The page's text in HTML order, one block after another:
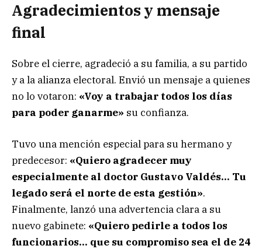
Agradecimientos y mensaje
final
Sobre el cierre, agradeció a su familia, a su partido
y a la alianza electoral. Envió un mensaje a quienes
no lo votaron: «Voy a trabajar todos los días
para poder ganarme» su confianza.
Tuvo una mención especial para su hermano y
predecesor: «Quiero agradecer muy
especialmente al doctor Gustavo Valdés… Tu
legado será el norte de esta gestión».
Finalmente, lanzó una advertencia clara a su
nuevo gabinete: «Quiero pedirle a todos los
funcionarios… que su compromiso sea el de 24